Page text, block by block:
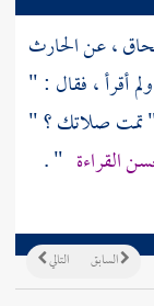
، عنالحارث
أقرأ ، فقال : "
" تمت صلاتك ؟ "
القراءة " .
التالي السابق